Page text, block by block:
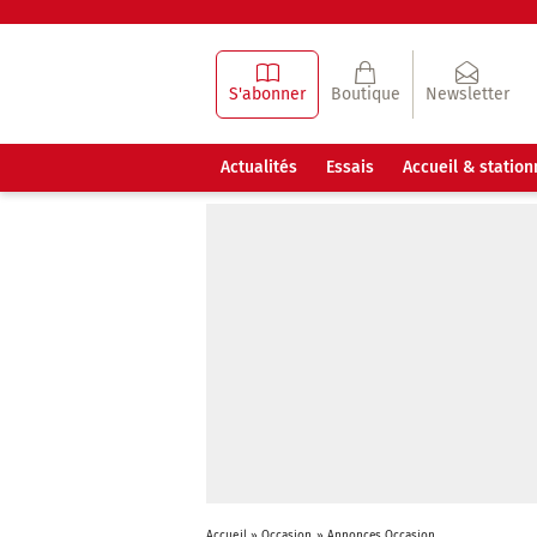
S'abonner Boutique Newsletter
Actualités Essais Accueil &